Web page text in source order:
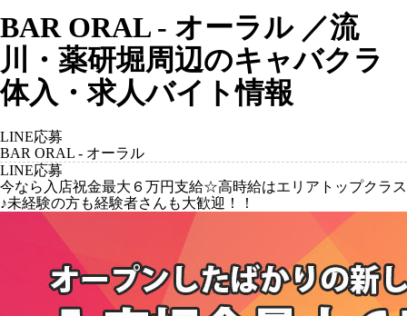
BAR ORAL - オーラル ／流
川・薬研堀周辺のキャバクラ
体入・求人バイト情報
LINE応募
BAR ORAL - オーラル
LINE応募
今なら入店祝金最大６万円支給☆高時給はエリアトップクラス
♪未経験の方も経験者さんも大歓迎！！